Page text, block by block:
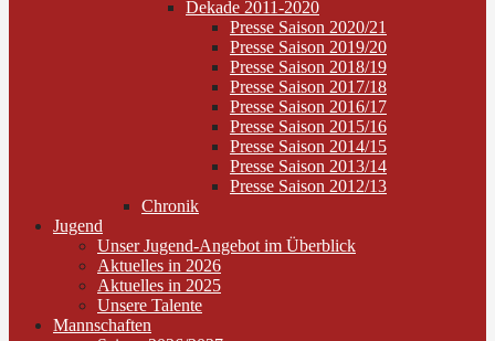
Dekade 2011-2020
Presse Saison 2020/21
Presse Saison 2019/20
Presse Saison 2018/19
Presse Saison 2017/18
Presse Saison 2016/17
Presse Saison 2015/16
Presse Saison 2014/15
Presse Saison 2013/14
Presse Saison 2012/13
Chronik
Jugend
Unser Jugend-Angebot im Überblick
Aktuelles in 2026
Aktuelles in 2025
Unsere Talente
Mannschaften